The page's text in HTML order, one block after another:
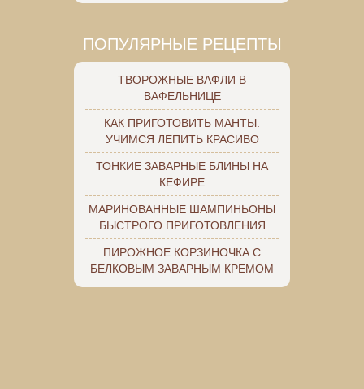
ПОПУЛЯРНЫЕ РЕЦЕПТЫ
ТВОРОЖНЫЕ ВАФЛИ В
ВАФЕЛЬНИЦЕ
КАК ПРИГОТОВИТЬ МАНТЫ.
УЧИМСЯ ЛЕПИТЬ КРАСИВО
ТОНКИЕ ЗАВАРНЫЕ БЛИНЫ НА
КЕФИРЕ
МАРИНОВАННЫЕ ШАМПИНЬОНЫ
БЫСТРОГО ПРИГОТОВЛЕНИЯ
ПИРОЖНОЕ КОРЗИНОЧКА С
БЕЛКОВЫМ ЗАВАРНЫМ КРЕМОМ